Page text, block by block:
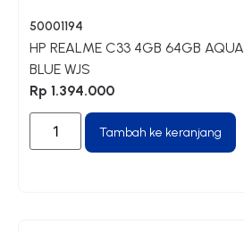
50001194
HP REALME C33 4GB 64GB AQUA
BLUE WJS
Rp 1.394.000
Tambah ke keranjang